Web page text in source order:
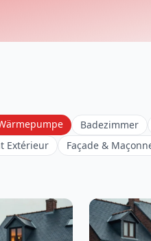
Badezimmer
Extérieur Façade &